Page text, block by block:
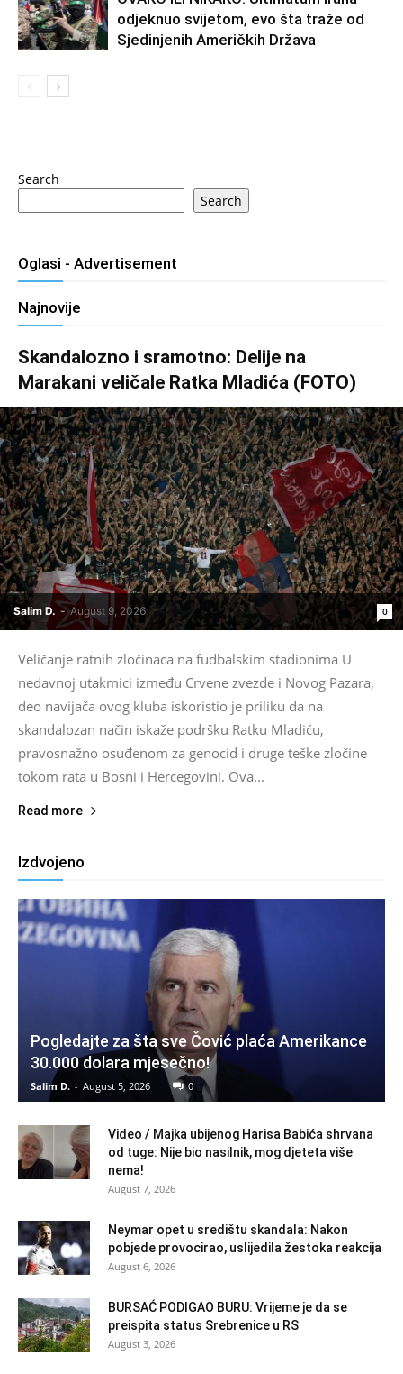
odjeknuo svijetom, evo šta traže od
Sjedinjenih Američkih Država
Search
Search
Oglasi - Advertisement
Najnovije
Skandalozno i sramotno: Delije na
Marakani veličale Ratka Mladića (FOTO)
Salim D. - August 9, 2026 0
Veličanje ratnih zločinaca na fudbalskim stadionima U
nedavnoj utakmici između Crvene zvezde i Novog Pazara,
deo navijača ovog kluba iskoristio je priliku da na
skandalozan način iskaže podršku Ratku Mladiću,
pravosnažno osuđenom za genocid i druge teške zločine
tokom rata u Bosni i Hercegovini. Ova...
Read more
Izdvojeno
Pogledajte za šta sve Čović plaća Amerikance
30.000 dolara mjesečno!
Salim D. - August 5, 2026 0
Video / Majka ubijenog Harisa Babića shrvana
od tuge: Nije bio nasilnik, mog djeteta više
nema!
August 7, 2026
Neymar opet u središtu skandala: Nakon
pobjede provocirao, uslijedila žestoka reakcija
August 6, 2026
BURSAĆ PODIGAO BURU: Vrijeme je da se
preispita status Srebrenice u RS
August 3, 2026